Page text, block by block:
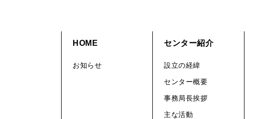
HOME
お知らせ
センター紹介
設立の経緯
センター概要
事務局長挨拶
主な活動